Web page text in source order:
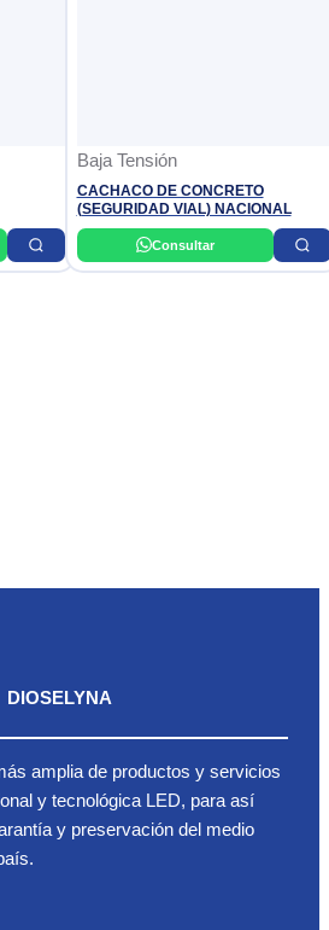
Baja Tensión
CACHACO DE CONCRETO
(SEGURIDAD VIAL) NACIONAL
Consultar
DIOSELYNA
amplia de productos y servicios
y tecnológica LED, para así
y preservación del medio